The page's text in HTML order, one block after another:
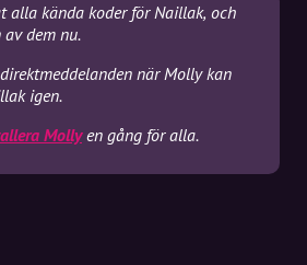
alla kända koder för Naillak, och
dem nu.
när Molly kan
igen.
Mollyen gång för alla.